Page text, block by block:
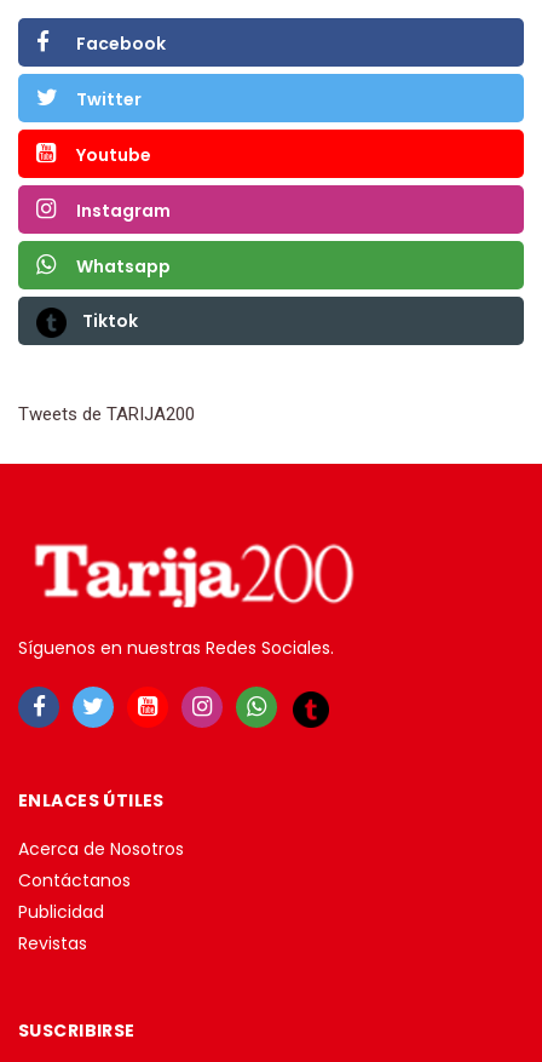
Facebook
Twitter
Youtube
Instagram
Whatsapp
Tiktok
Tweets de TARIJA200
Síguenos en nuestras Redes Sociales.
ENLACES ÚTILES
Acerca de Nosotros
Contáctanos
Publicidad
Revistas
SUSCRIBIRSE